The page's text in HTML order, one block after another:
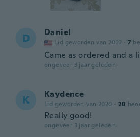
D Daniel
Lid geworden van 2022 · 7
Came as ordered and a
ongeveer 3 jaar geleden
K Kaydence
Lid geworden van 2020 · 28
Really good!
ongeveer 3 jaar geleden